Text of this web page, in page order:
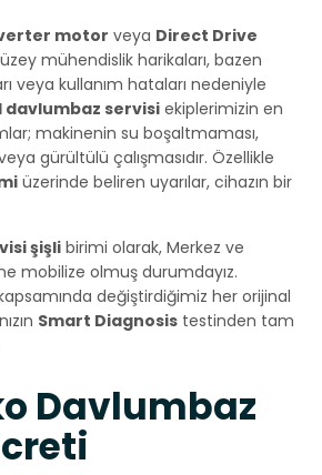
motor veya Direct Drive
mühendislik harikaları, bazen
veya kullanım hataları nedeniyle
davlumbaz servisiekiplerimizin en
makinenin su boşaltmaması,
gürültülü çalışmasıdır. Özellikle
üzerinde beliren uyarılar, cihazın bir
şişli birimi olarak, Merkez ve
mobilize olmuş durumdayız.
değiştirdiğimiz her orijinal
Smart Diagnosis testinden tam
Davlumbaz